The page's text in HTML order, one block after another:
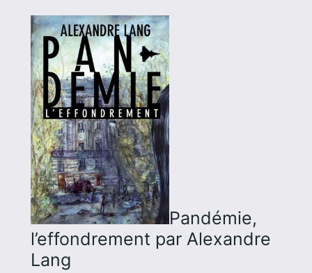
Pandémie,
l’effondrement par Alexandre
Lang